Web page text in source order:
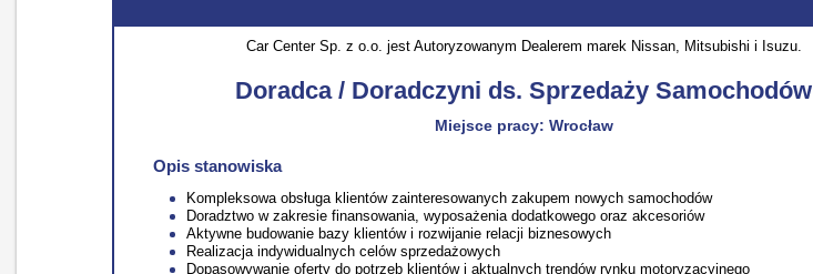
Car Center Sp. z o.o. jest Autoryzowanym Dealerem marek Nissan, Mitsubishi i Isuzu.
Doradca / Doradczyni ds. Sprzedaży Samochodów
Miejsce pracy: Wrocław
Opis stanowiska
Kompleksowa obsługa klientów zainteresowanych zakupem nowych samochodów
Doradztwo w zakresie finansowania, wyposażenia dodatkowego oraz akcesoriów
Aktywne budowanie bazy klientów i rozwijanie relacji biznesowych
Realizacja indywidualnych celów sprzedażowych
Dopasowywanie oferty do potrzeb klientów i aktualnych trendów rynku motoryzacyjnego